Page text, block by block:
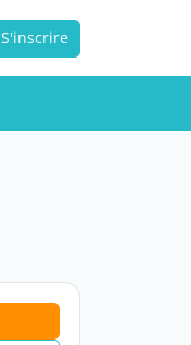
S'inscrire